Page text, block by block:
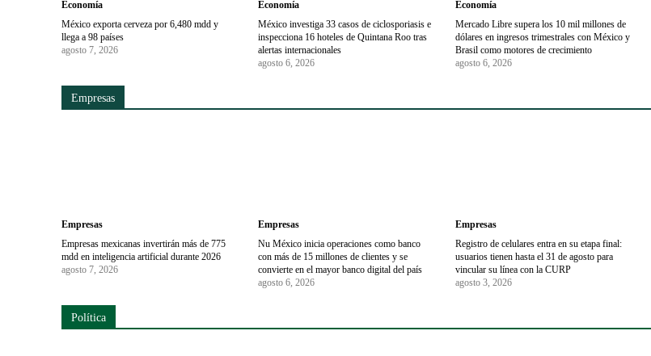
Economía
México exporta cerveza por 6,480 mdd y
llega a 98 países
agosto 7, 2026
Economía
México investiga 33 casos de ciclosporiasis e
inspecciona 16 hoteles de Quintana Roo tras
alertas internacionales
agosto 6, 2026
Economía
Mercado Libre supera los 10 mil millones de
dólares en ingresos trimestrales con México y
Brasil como motores de crecimiento
agosto 6, 2026
Empresas
Empresas
Empresas mexicanas invertirán más de 775
mdd en inteligencia artificial durante 2026
agosto 7, 2026
Empresas
Nu México inicia operaciones como banco
con más de 15 millones de clientes y se
convierte en el mayor banco digital del país
agosto 6, 2026
Empresas
Registro de celulares entra en su etapa final:
usuarios tienen hasta el 31 de agosto para
vincular su línea con la CURP
agosto 3, 2026
Política